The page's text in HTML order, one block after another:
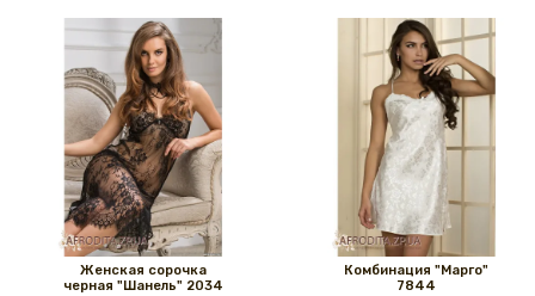
Женская сорочка
черная "Шанель" 2034
Комбинация "Марго"
7844